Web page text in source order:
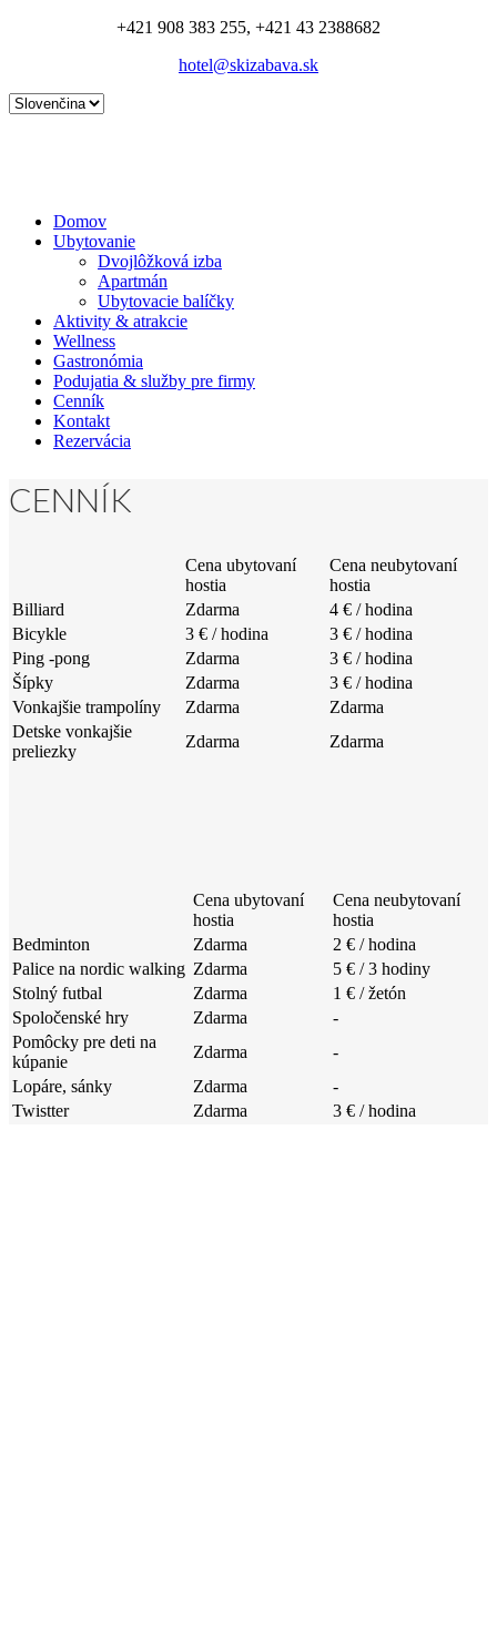
+421 908 383 255, +421 43 2388682
hotel@skizabava.sk
Domov
Ubytovanie
Dvojlôžková izba
Apartmán
Ubytovacie balíčky
Aktivity & atrakcie
Wellness
Gastronómia
Podujatia & služby pre firmy
Cenník
Kontakt
Rezervácia
CENNÍK
Cena ubytovaní
hostia
Cena neubytovaní
hostia
Billiard
Zdarma
4 € / hodina
Bicykle
3 € / hodina
3 € / hodina
Ping -pong
Zdarma
3 € / hodina
Šípky
Zdarma
3 € / hodina
Vonkajšie trampolíny
Zdarma
Zdarma
Detske vonkajšie
preliezky
Zdarma Zdarma
Cena ubytovaní
hostia
Cena neubytovaní
hostia
Bedminton
Zdarma
2 € / hodina
Palice na nordic walking Zdarma
5 € / 3 hodiny
Stolný futbal
Zdarma
1 € / žetón
Spoločenské hry
Zdarma
-
Pomôcky pre deti na
kúpanie
Zdarma
-
Lopáre, sánky
Zdarma
-
Twistter
Zdarma 3 € / hodina